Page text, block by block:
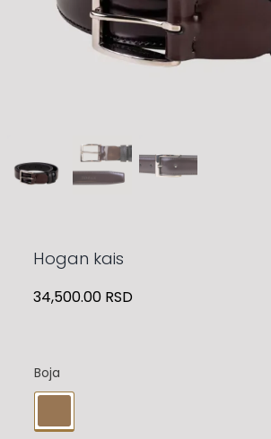
Hogan kais
34,500.00 RSD
Boja